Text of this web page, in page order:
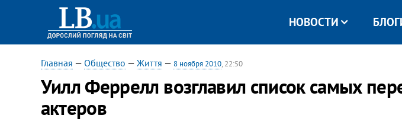
НОВОСТИ
Главная — Общество — Життя — 8 ноября 2010, 22:50
Уилл Феррелл возглавил список самых
актеров